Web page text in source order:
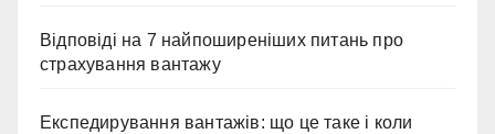
Відповіді на 7 найпоширеніших питань про
страхування вантажу
Експедирування вантажів: що це таке і коли